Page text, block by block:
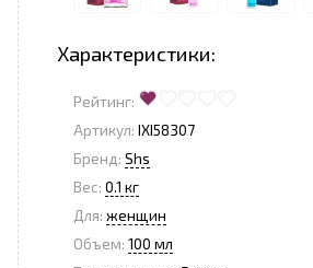
Характеристики:
Рейтинг:
Артикул: IXI58307
Бренд: Shs
Вес: 0.1 кг
Для: женщин
Объем: 100 мл